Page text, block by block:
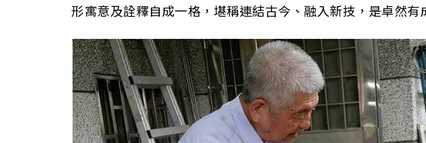
形寓意及詮釋自成一格，堪稱連結古今、融入新技，是卓然有